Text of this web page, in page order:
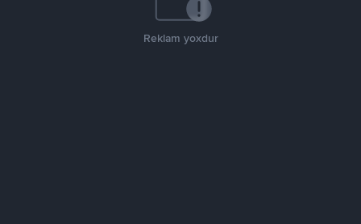
Reklam yoxdur